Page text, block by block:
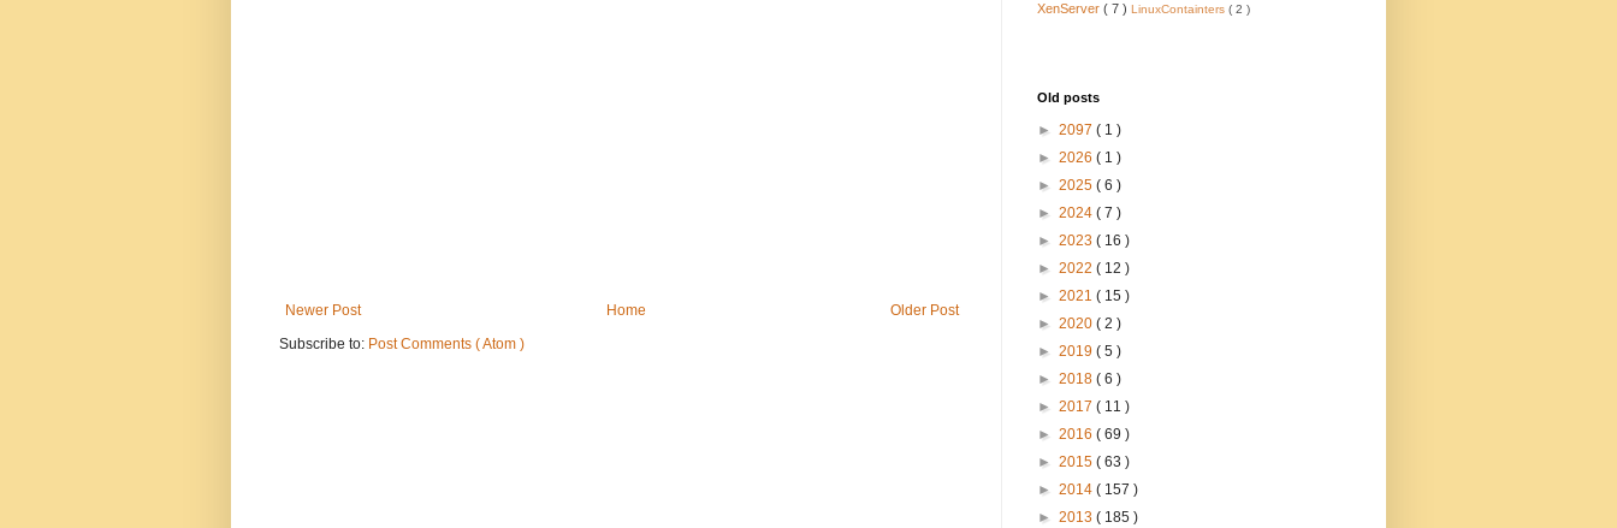
Newer Post Older Post
Home
Subscribe to: Post Comments ( Atom )
XenServer ( 7 ) LinuxContainters ( 2 )
Old posts
► 2097 ( 1 )
► 2026 ( 1 )
► 2025 ( 6 )
► 2024 ( 7 )
► 2023 ( 16 )
► 2022 ( 12 )
► 2021 ( 15 )
► 2020 ( 2 )
► 2019 ( 5 )
► 2018 ( 6 )
► 2017 ( 11 )
► 2016 ( 69 )
► 2015 ( 63 )
► 2014 ( 157 )
► 2013 ( 185 )